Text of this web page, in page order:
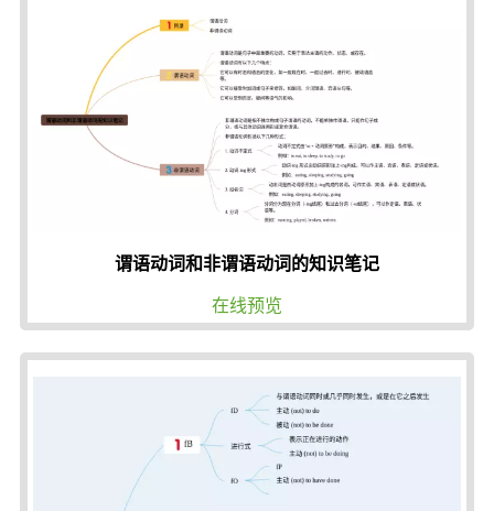
谓语动词和非谓语动词的知识笔记
在线预览